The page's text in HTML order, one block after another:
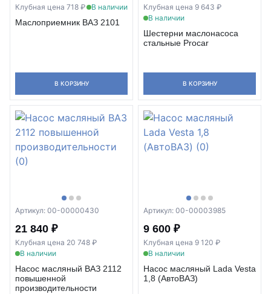
Клубная цена 718 ₽ В наличии
Маслоприемник ВАЗ 2101
В КОРЗИНУ
Клубная цена 9 643 ₽
В наличии
Шестерни маслонасоса
стальные Procar
В КОРЗИНУ
Артикул: 00-00000430
21 840 ₽
Клубная цена 20 748 ₽
В наличии
Насос масляный ВАЗ 2112
повышенной
производительности
Артикул: 00-00003985
9 600 ₽
Клубная цена 9 120 ₽
В наличии
Насос масляный Lada Vesta
1,8 (АвтоВАЗ)